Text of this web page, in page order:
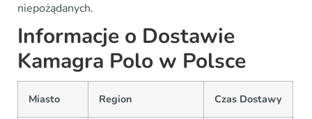
niepożądanych.
Informacje o Dostawie
Kamagra Polo w Polsce
Miasto Region Czas Dostawy